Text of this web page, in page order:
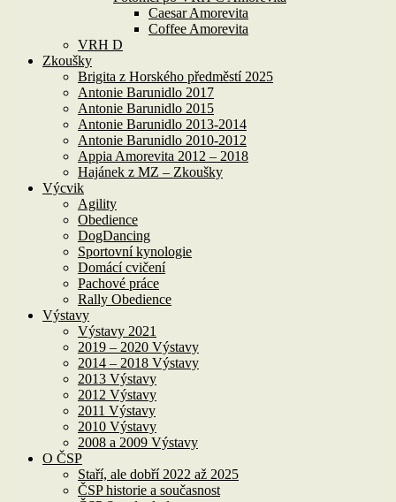
Caesar Amorevita
Coffee Amorevita
VRH D
Zkoušky
Brigita z Horského předměstí 2025
Antonie Barunidlo 2017
Antonie Barunidlo 2015
Antonie Barunidlo 2013-2014
Antonie Barunidlo 2010-2012
Appia Amorevita 2012 – 2018
Hajánek z MZ – Zkoušky
Výcvik
Agility
Obedience
DogDancing
Sportovní kynologie
Domácí cvičení
Pachové práce
Rally Obedience
Výstavy
Výstavy 2021
2019 – 2020 Výstavy
2014 – 2018 Výstavy
2013 Výstavy
2012 Výstavy
2011 Výstavy
2010 Výstavy
2008 a 2009 Výstavy
O ČSP
Staří, ale dobří 2022 až 2025
ČSP historie a současnost